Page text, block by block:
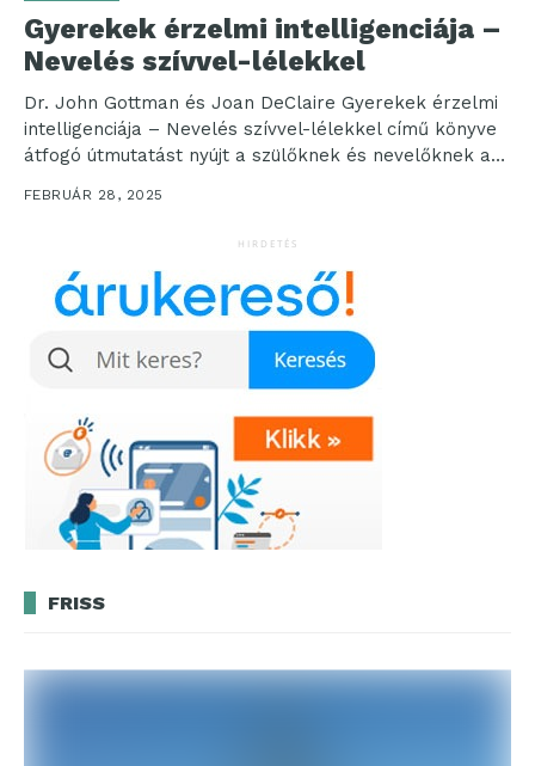
Gyerekek érzelmi intelligenciája –
Nevelés szívvel-lélekkel
Dr. John Gottman és Joan DeClaire Gyerekek érzelmi
intelligenciája – Nevelés szívvel-lélekkel című könyve
átfogó útmutatást nyújt a szülőknek és nevelőknek a
gyermekek...
FEBRUÁR 28, 2025
HIRDETÉS
FRISS